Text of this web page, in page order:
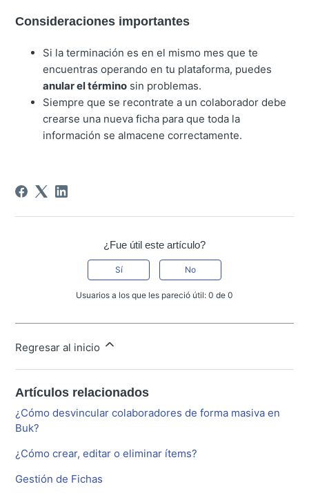
Consideraciones importantes
Si la terminación es en el mismo mes que te
encuentras operando en tu plataforma, puedes
anular el término sin problemas.
Siempre que se recontrate a un colaborador debe
crearse una nueva ficha para que toda la
información se almacene correctamente.
¿Fue útil este artículo?
Sí No
Usuarios a los que les pareció útil: 0 de 0
Regresar al inicio
Artículos relacionados
¿Cómo desvincular colaboradores de forma masiva en
Buk?
¿Cómo crear, editar o eliminar ítems?
Gestión de Fichas